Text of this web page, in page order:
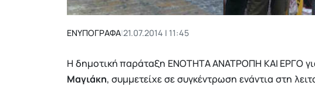
ΕΝΥΠΟΓΡΑΦΑ|21.07.2014 | 11:45
Η δημοτική παράταξη ΕΝΟΤΗΤΑ ΑΝΑΤΡΟΠΗ ΚΑΙ ΕΡΓΟ
Μαγιάκη, συμμετείχε σε συγκέντρωση ενάντια στη